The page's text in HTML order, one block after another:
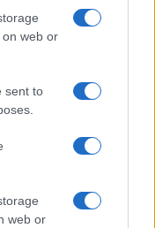
web or
sent to
web or